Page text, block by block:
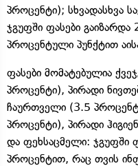
პროცენტი); სხვადასხვა
ჯგუფში ფასები
პროცენტული პუნქტით
ფასები მომატებულია
პროცენტი), პირადი
ჩაურთველი (3.5
პროცენტი), პირადი
და ფეხსაცმელი: ჯგუფში
პროცენტით, რაც თვის